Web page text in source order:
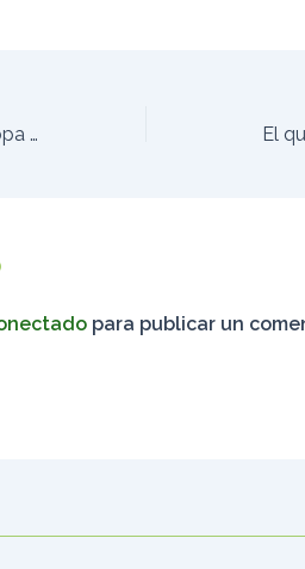
España es el único país de Europa que recicla plásticos mixtos y film El
para publicar un